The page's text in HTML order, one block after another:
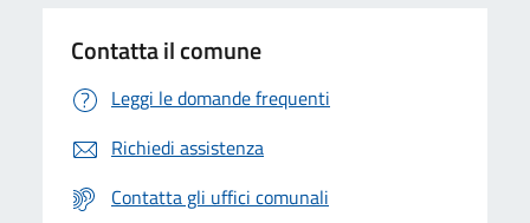
Contatta il comune
Leggi le domande frequenti
Richiedi assistenza
Contatta gli uffici comunali